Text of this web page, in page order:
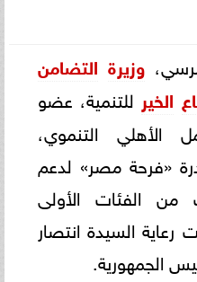
وزيرة التضامن
الخير للتنمية، عضو
الأهلي التنموي،
«فرحة مصر» لدعم
من الفئات الأولى
رعاية السيدة انتصار
الجمهورية.